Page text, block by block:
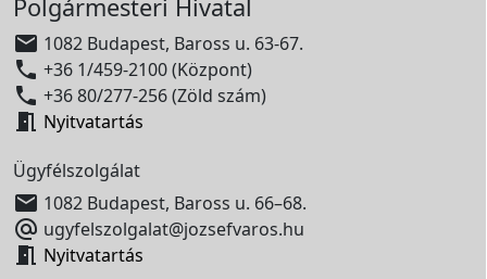
Polgármesteri Hivatal
 1082 Budapest, Baross u. 63-67.
 +36 1/459-2100 (Központ)
 +36 80/277-256 (Zöld szám)
 Nyitvatartás
Ügyfélszolgálat
 1082 Budapest, Baross u. 66–68.
 ugyfelszolgalat@jozsefvaros.hu
 Nyitvatartás